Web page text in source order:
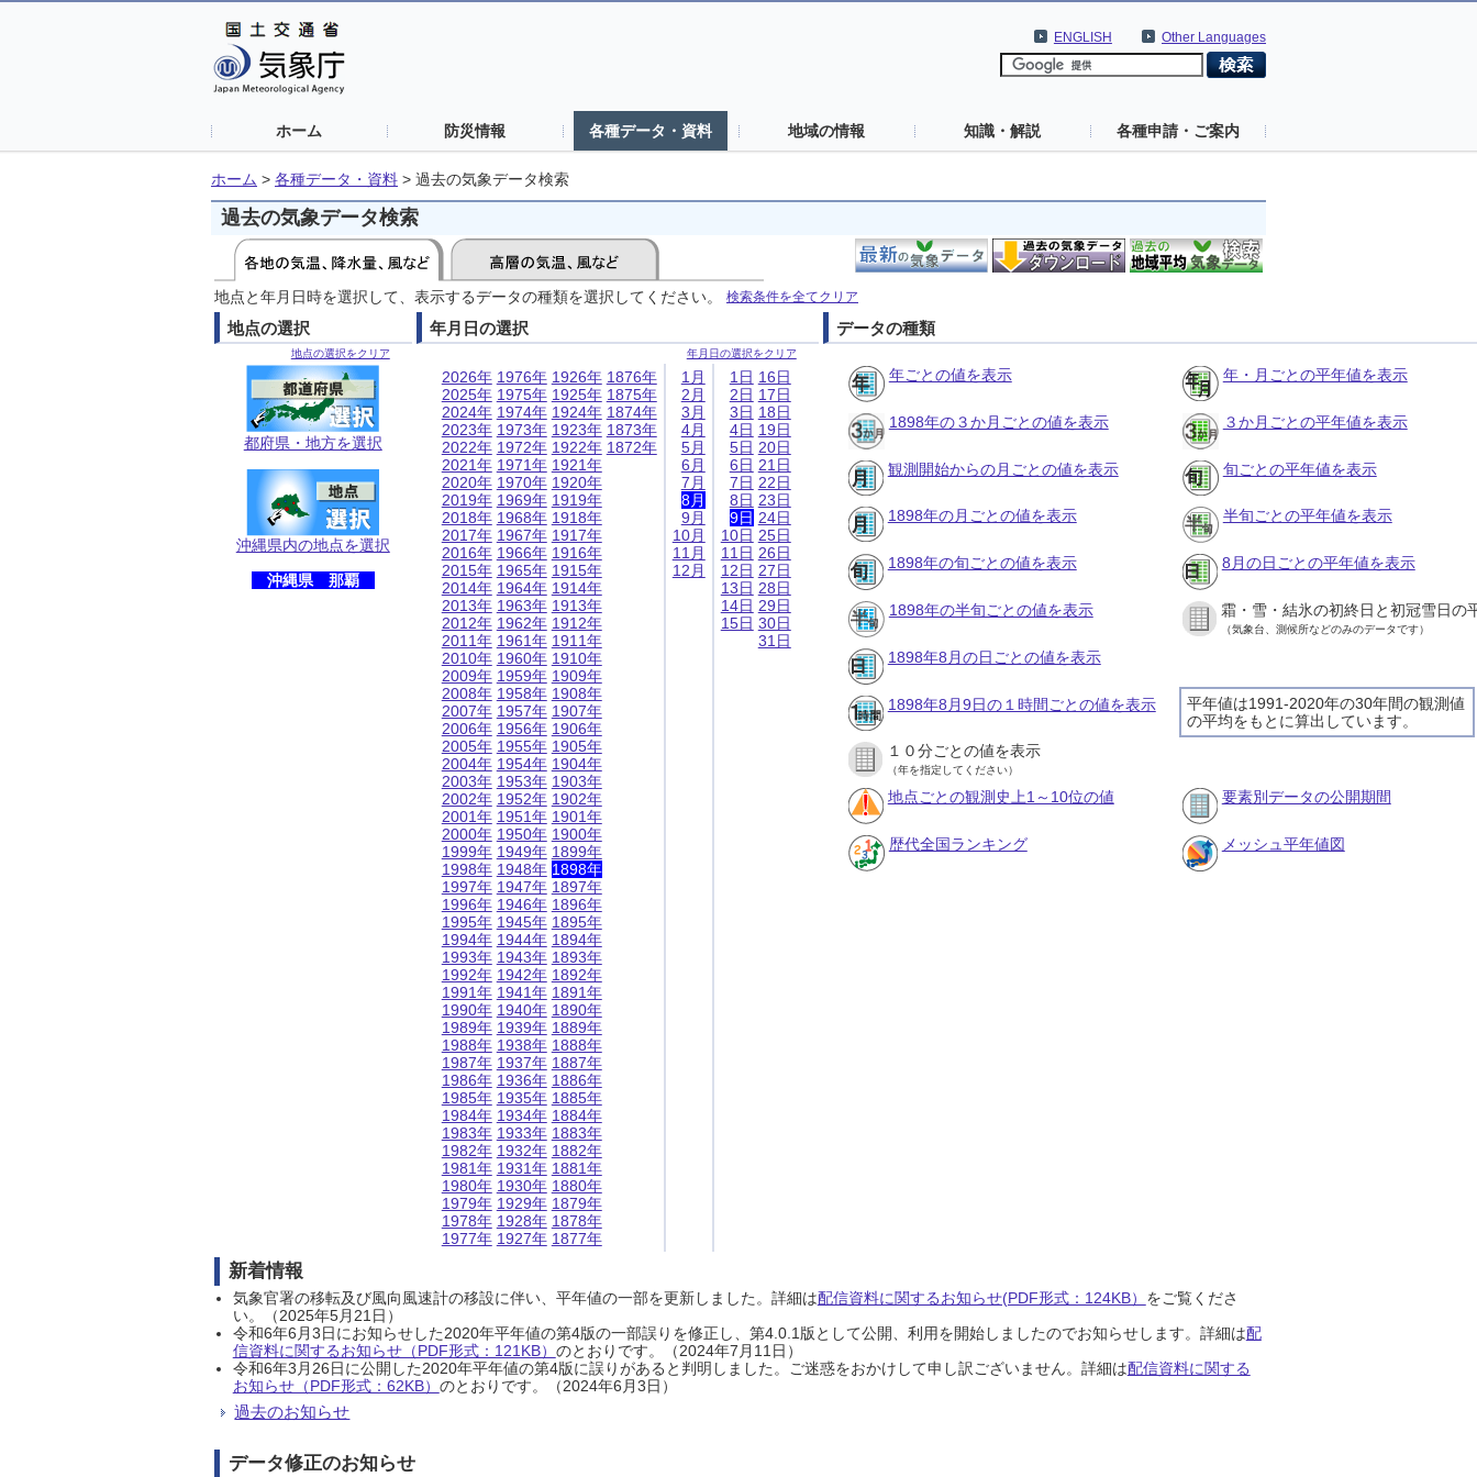
Other Languages
ENGLISH
ホーム 防災情報 各種データ・資料 地域の情報 知識・解説 各種申請・ご案内
ホーム > 各種データ・資料 > 過去の気象データ検索
過去の気象データ検索
地点と年月日時を選択して、表示するデータの種類を選択してください。 検索条件を全てクリア
地点の選択
地点の選択をクリア
都府県・地方を選択
沖縄県内の地点を選択
沖縄県 那覇
年月日の選択
年月日の選択をクリア
2026年
2025年
2024年
2023年
2022年
2021年
2020年
2019年
2018年
2017年
2016年
2015年
2014年
2013年
2012年
2011年
2010年
2009年
2008年
2007年
2006年
2005年
2004年
2003年
2002年
2001年
2000年
1999年
1998年
1997年
1996年
1995年
1994年
1993年
1992年
1991年
1990年
1989年
1988年
1987年
1986年
1985年
1984年
1983年
1982年
1981年
1980年
1979年
1978年
1977年
1976年
1975年
1974年
1973年
1972年
1971年
1970年
1969年
1968年
1967年
1966年
1965年
1964年
1963年
1962年
1961年
1960年
1959年
1958年
1957年
1956年
1955年
1954年
1953年
1952年
1951年
1950年
1949年
1948年
1947年
1946年
1945年
1944年
1943年
1942年
1941年
1940年
1939年
1938年
1937年
1936年
1935年
1934年
1933年
1932年
1931年
1930年
1929年
1928年
1927年
1926年
1925年
1924年
1923年
1922年
1921年
1920年
1919年
1918年
1917年
1916年
1915年
1914年
1913年
1912年
1911年
1910年
1909年
1908年
1907年
1906年
1905年
1904年
1903年
1902年
1901年
1900年
1899年
1898年
1897年
1896年
1895年
1894年
1893年
1892年
1891年
1890年
1889年
1888年
1887年
1886年
1885年
1884年
1883年
1882年
1881年
1880年
1879年
1878年
1877年
1876年
1875年
1874年
1873年
1872年
1月
2月
3月
4月
5月
6月
7月
8月
9月
10月
11月
12月
1日
2日
3日
4日
5日
6日
7日
8日
9日
10日
11日
12日
13日
14日
15日
16日
17日
18日
19日
20日
21日
22日
23日
24日
25日
26日
27日
28日
29日
30日
31日
データの種類
年ごとの値を表示 年・月ごとの平年値を表示
1898年の３か月ごとの値を表示 ３か月ごとの平年値を表示
観測開始からの月ごとの値を表示 旬ごとの平年値を表示
1898年の月ごとの値を表示 半旬ごとの平年値を表示
1898年の旬ごとの値を表示 8月の日ごとの平年値を表示
1898年の半旬ごとの値を表示 霜・雪・結氷の初終日と初冠雪日の
（気象台、測候所などのみのデータです）
1898年8月の日ごとの値を表示
平年値は1991-2020年の30年間の観測値
の平均をもとに算出しています。
1898年8月9日の１時間ごとの値を表示
１０分ごとの値を表示
（年を指定してください）
地点ごとの観測史上1～10位の値 要素別データの公開期間
歴代全国ランキング メッシュ平年値図
新着情報
気象官署の移転及び風向風速計の移設に伴い、平年値の一部を更新しました。詳細は配信資料に関するお知らせ(PDF形式：124KB） をご覧くださ
い。（2025年5月21日）
令和6年6月3日にお知らせした2020年平年値の第4版の一部誤りを修正し、第4.0.1版として公開、利用を開始しましたのでお知らせします。詳細は配
信資料に関するお知らせ（PDF形式：121KB） のとおりです。（2024年7月11日）
令和6年3月26日に公開した2020年平年値の第4版に誤りがあると判明しました。ご迷惑をおかけして申し訳ございません。詳細は配信資料に関する
お知らせ（PDF形式：62KB） のとおりです。（2024年6月3日）
過去のお知らせ
データ修正のお知らせ